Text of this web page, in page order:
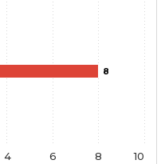
8
4 6 8 10